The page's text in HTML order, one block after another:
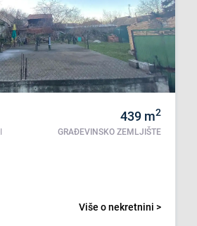
439 m2
GRAĐEVINSKO ZEMLJIŠTE
Više o nekretnini >